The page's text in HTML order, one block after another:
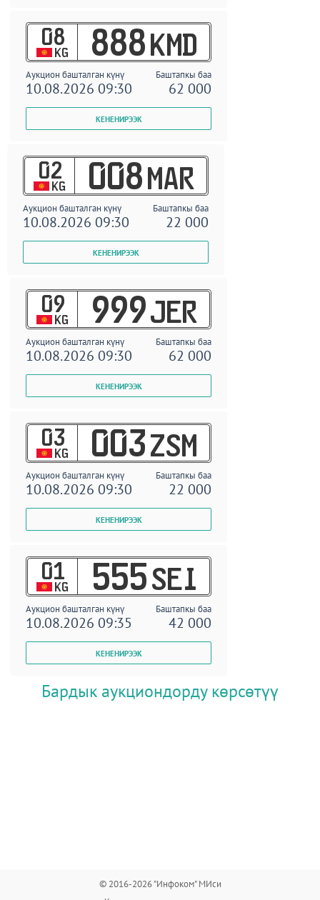
08
KG 888 KMD
Аукцион башталган күнү Баштапкы баа
10.08.2026 09:30 62 000
02
KG 008 MAR
Аукцион башталган күнү Баштапкы баа
10.08.2026 09:30 22 000
09
KG 999 JER
Аукцион башталган күнү Баштапкы баа
10.08.2026 09:30 62 000
03
KG 003 ZSM
Аукцион башталган күнү Баштапкы баа
10.08.2026 09:30 22 000
01
KG 555 SEI
Аукцион башталган күнү Баштапкы баа
10.08.2026 09:35 42 000
Бардык аукциондорду көрсөтүү
© 2016-2026 "Инфоком" МИси